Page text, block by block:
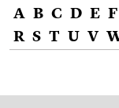
A B C D E F
R S T U V